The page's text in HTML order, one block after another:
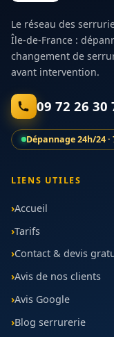
Le réseau des
Île-de-France :
changement de
avant intervention.
09 72 26 30
Dépannage 24h/24 ·
LIENS UTILES
Accueil
Tarifs
Contact & devis
Avis de nos clients
Avis Google
Blog serrurerie